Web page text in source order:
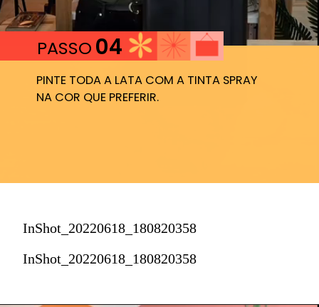
04
PINTE TODA A LATA COM A TINTA SPRAY
NA COR QUE PREFERIR.
PASSO
InShot_20220618_180820358
InShot_20220618_180820358